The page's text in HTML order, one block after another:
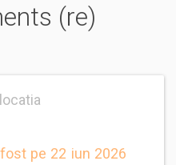
(re)
pe 22 iun 2026